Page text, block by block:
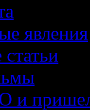
явления
и